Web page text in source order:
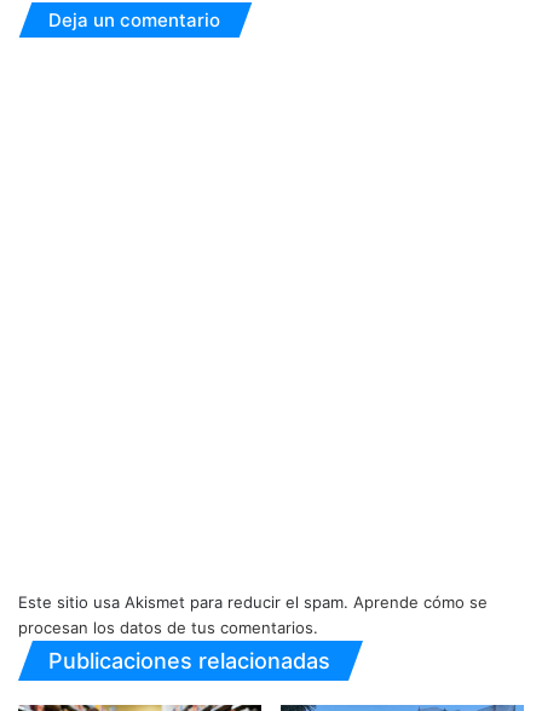
Deja un comentario
Este sitio usa Akismet para reducir el spam. Aprende cómo se
procesan los datos de tus comentarios.
Publicaciones relacionadas